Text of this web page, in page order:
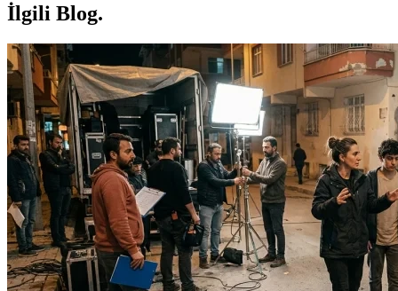
İlgili Blog.